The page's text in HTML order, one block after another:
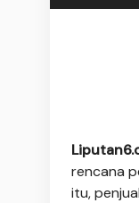
rencana
itu,